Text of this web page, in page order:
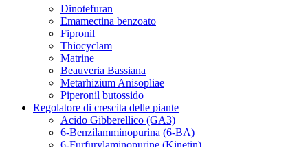
Dinotefuran
Emamectina benzoato
Fipronil
Thiocyclam
Matrine
Beauveria Bassiana
Metarhizium Anisopliae
Piperonil butossido
Regolatore di crescita delle piante
Acido Gibberellico (GA3)
6-Benzilamminopurina (6-BA)
6-Furfurylaminopurine (Kinetin)